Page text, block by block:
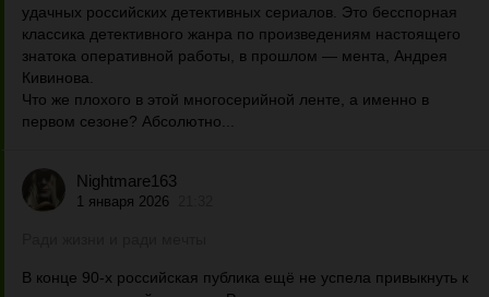
удачных российских детективных сериалов. Это бесспорная
классика детективного жанра по произведениям настоящего
знатока оперативной работы, в прошлом — мента, Андрея
Кивинова.
Что же плохого в этой многосерийной ленте, а именно в
первом сезоне? Абсолютно...
Nightmare163
1 января 2026
В конце 90-х российская публика ещё не успела привыкнуть к